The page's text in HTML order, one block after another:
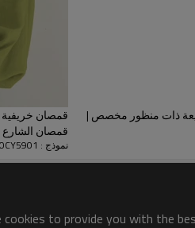
ذات منظور مخصص |
قمصان
قمصان الشارع
نموذج : CUS2210CY5901
cookies to provide you with the